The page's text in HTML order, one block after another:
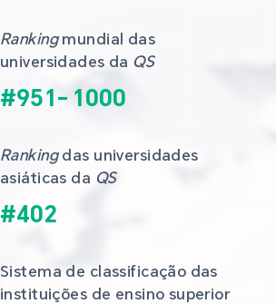
Ranking mundial das
universidades da QS
#951- 1000
Ranking das universidades
asiáticas da QS
#402
Sistema de classificação das
instituições de ensino superior